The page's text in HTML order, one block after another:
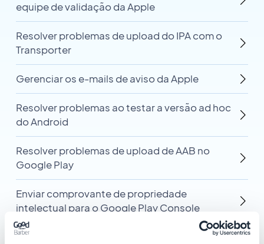
equipe de validação da Apple
Resolver problemas de upload do IPA com o
Transporter
Gerenciar os e-mails de aviso da Apple
Resolver problemas ao testar a versão ad hoc
do Android
Resolver problemas de upload de AAB no
Google Play
Enviar comprovante de propriedade
intelectual para o Google Play Console
Resolver o problema 'APK not zip-aligned' no